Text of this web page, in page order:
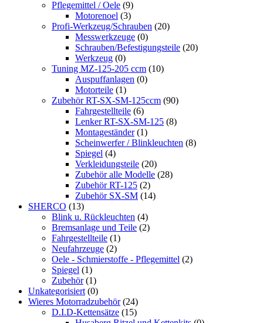
Pflegemittel / Oele (9)
Motorenoel (3)
Profi-Werkzeug/Schrauben (20)
Messwerkzeuge (0)
Schrauben/Befestigungsteile (20)
Werkzeug (0)
Tuning MZ-125-205 ccm (10)
Auspuffanlagen (0)
Motorteile (1)
Zubehör RT-SX-SM-125ccm (90)
Fahrgestellteile (6)
Lenker RT-SX-SM-125 (8)
Montageständer (1)
Scheinwerfer / Blinkleuchten (8)
Spiegel (4)
Verkleidungsteile (20)
Zubehör alle Modelle (28)
Zubehör RT-125 (2)
Zubehör SX-SM (14)
SHERCO (13)
Blink u. Rückleuchten (4)
Bremsanlage und Teile (2)
Fahrgestellteile (1)
Neufahrzeuge (2)
Oele - Schmierstoffe - Pflegemittel (2)
Spiegel (1)
Zubehör (1)
Unkategorisiert (0)
Wieres Motorradzubehör (24)
D.I.D-Kettensätze (15)